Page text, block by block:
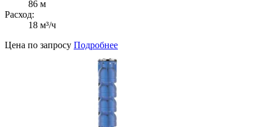
86 м
Расход:
18 м³/ч
Цена по запросу Подробнее